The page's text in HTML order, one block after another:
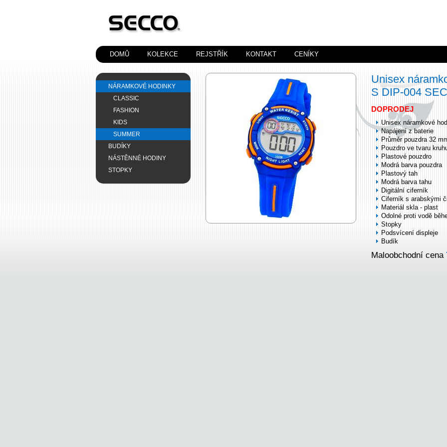
DOMŮ KOLEKCE REJSTŘÍK KONTAKT CENÍKY
NÁRAMKOVÉ HODINKY
CLASSIC
FASHION
KIDS
SUMMER
BUDÍKY
NÁSTĚNNÉ HODINY
STOPKY
Unisex
S DIP-004
DOPRODEJ
Unisex náramkové
Napájení z baterie
Průměr pouzdra 32
Pouzdro ve tvaru
Plastové pouzdro
Modrá barva pouzdra
Plastový tah
Modrá barva tahu
Digitální ciferník
Ciferník s arabskými
Materiál skla - plast
Odolné proti vodě
Stopky
Podsvícení displeje
Budík
Maloobchodní cena